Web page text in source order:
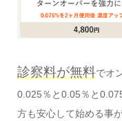
診察料が無料でオ
0.025％と0.05％と
方も安心して始める事